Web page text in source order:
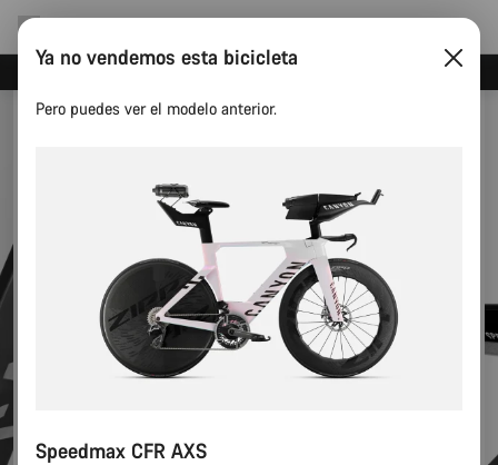
Ya no vendemos esta bicicleta
Pero puedes ver el modelo anterior.
Speedmax CFR AXS